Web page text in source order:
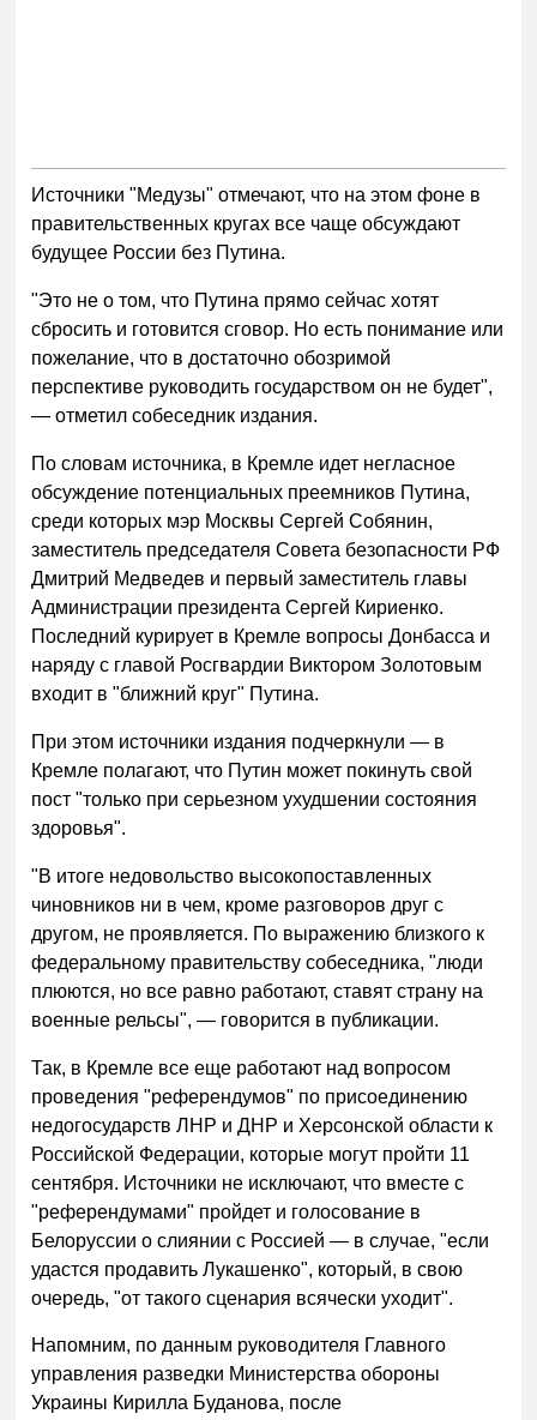
Источники "Медузы" отмечают, что на этом фоне в
правительственных кругах все чаще обсуждают
будущее России без Путина.
"Это не о том, что Путина прямо сейчас хотят
сбросить и готовится сговор. Но есть понимание или
пожелание, что в достаточно обозримой
перспективе руководить государством он не будет",
— отметил собеседник издания.
По словам источника, в Кремле идет негласное
обсуждение потенциальных преемников Путина,
среди которых мэр Москвы Сергей Собянин,
заместитель председателя Совета безопасности РФ
Дмитрий Медведев и первый заместитель главы
Администрации президента Сергей Кириенко.
Последний курирует в Кремле вопросы Донбасса и
наряду с главой Росгвардии Виктором Золотовым
входит в "ближний круг" Путина.
При этом источники издания подчеркнули — в
Кремле полагают, что Путин может покинуть свой
пост "только при серьезном ухудшении состояния
здоровья".
"В итоге недовольство высокопоставленных
чиновников ни в чем, кроме разговоров друг с
другом, не проявляется. По выражению близкого к
федеральному правительству собеседника, "люди
плюются, но все равно работают, ставят страну на
военные рельсы", — говорится в публикации.
Так, в Кремле все еще работают над вопросом
проведения "референдумов" по присоединению
недогосударств ЛНР и ДНР и Херсонской области к
Российской Федерации, которые могут пройти 11
сентября. Источники не исключают, что вместе с
"референдумами" пройдет и голосование в
Белоруссии о слиянии с Россией — в случае, "если
удастся продавить Лукашенко", который, в свою
очередь, "от такого сценария всячески уходит".
Напомним, по данным руководителя Главного
управления разведки Министерства обороны
Украины Кирилла Буданова, после